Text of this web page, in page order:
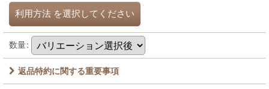
利用方法 を選択してください
数量:
返品特約に関する重要事項